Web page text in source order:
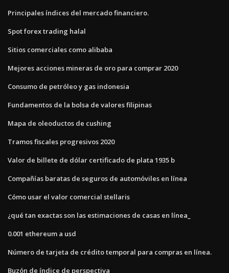
Principales índices del mercado financiero.
Spot forex trading halal
Sitios comerciales como alibaba
Mejores acciones mineras de oro para comprar 2020
Consumo de petróleo y gas indonesia
Fundamentos de la bolsa de valores filipinas
Mapa de oleoductos de cushing
Tramos fiscales progresivos 2020
Valor de billete de dólar certificado de plata 1935 b
Compañías baratas de seguros de automóviles en línea
Cómo usar el valor comercial stellaris
¿qué tan exactas son las estimaciones de casas en línea_
0.001 ethereum a usd
Número de tarjeta de crédito temporal para compras en línea.
Buzón de índice de perspectiva